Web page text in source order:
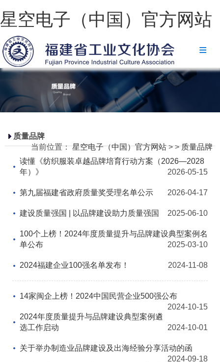
星空电子（中国）官方网站
星空电子（中国）官方网站
协会简介
政策法规
星空电子（中国）官方网站
地方政策
工业视频
会员风采
协会月刊
质量品牌
当前位置：星空电子（中国）官方网站>>质量品牌
读懂《纺织服装卓越品牌培育行动方案（2026—2028
年）》
2026-05-15
第九届福建省政府质量奖受理名单公示 2026-04-17
建设质量强国 | 以品牌建设助力质量强国 2025-06-10
100个上榜！2024年度质量提升与品牌建设典型案例名
单公布
2025-03-10
2024福建企业100强名单发布！ 2024-11-08
14家闽企上榜！2024中国民营企业500强公布
2024-10-15
2024年度质量提升与品牌建设典型案例遴
选工作启动
2024-10-01
关于举办制造业品牌建设及出海经验分享活动的函
2024-09-18